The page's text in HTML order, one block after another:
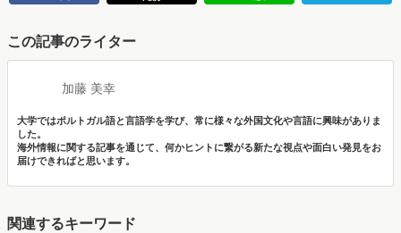
この記事のライター
加藤 美幸
大学ではポルトガル語と言語学を学び、常に様々な外国文化や言語に興味がありま
した。
海外情報に関する記事を通じて、何かヒントに繋がる新たな視点や面白い発見をお
届けできればと思います。
関連するキーワード